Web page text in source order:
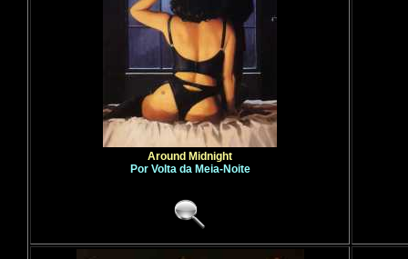
Around Midnight
Por Volta da Meia-Noite